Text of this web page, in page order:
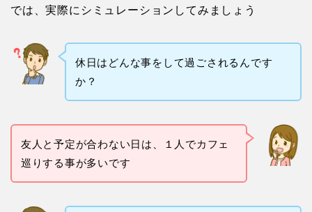
では、実際にシミュレーションしてみましょう
休日はどんな事をして過ごされるんです
か？
友人と予定が合わない日は、１人でカフェ
巡りする事が多いです